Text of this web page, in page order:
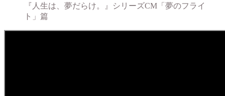
『人生は、夢だらけ。』シリーズCM「夢のフライ
ト」篇